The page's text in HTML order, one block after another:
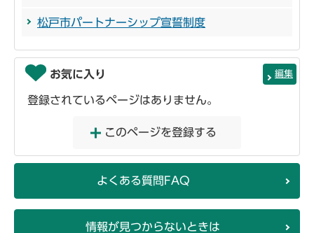
松戸市パートナーシップ宣誓制度
お気に入り 編集
登録されているページはありません。
このページを登録する
よくある質問FAQ
情報が見つからないときは